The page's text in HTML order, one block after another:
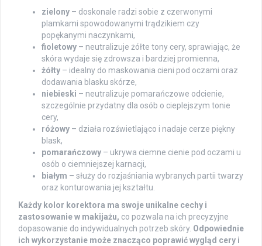
zielony – doskonale radzi sobie z czerwonymi
plamkami spowodowanymi trądzikiem czy
popękanymi naczynkami,
fioletowy – neutralizuje żółte tony cery, sprawiając, że
skóra wydaje się zdrowsza i bardziej promienna,
żółty – idealny do maskowania cieni pod oczami oraz
dodawania blasku skórze,
niebieski – neutralizuje pomarańczowe odcienie,
szczególnie przydatny dla osób o cieplejszym tonie
cery,
różowy – działa rozświetlająco i nadaje cerze piękny
blask,
pomarańczowy – ukrywa ciemne cienie pod oczami u
osób o ciemniejszej karnacji,
białym – służy do rozjaśniania wybranych partii twarzy
oraz konturowania jej kształtu.
Każdy kolor korektora ma swoje unikalne cechy i
zastosowanie w makijażu, co pozwala na ich precyzyjne
dopasowanie do indywidualnych potrzeb skóry. Odpowiednie
ich wykorzystanie może znacząco poprawić wygląd cery i